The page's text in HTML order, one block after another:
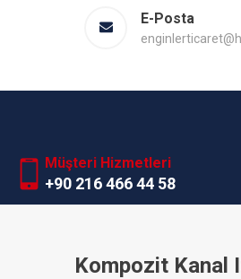
E-Posta
Müşteri Hizmetleri
+90 216 466 44 58
Kompozit Kanal